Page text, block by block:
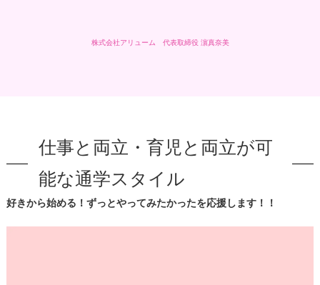
株式会社アリューム 代表取締役 濵真奈美
好きから始める！ずっとやってみたかったを応援します！！
仕事と両立・育児と両立が可
能な通学スタイル